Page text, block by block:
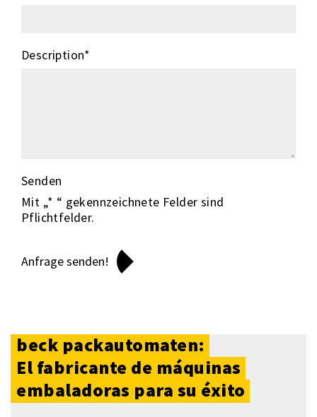
Description*
Senden
Mit „* “ gekennzeichnete Felder sind
Pflichtfelder.
beck packautomaten:
El fabricante de máquinas
embaladoras para su éxito